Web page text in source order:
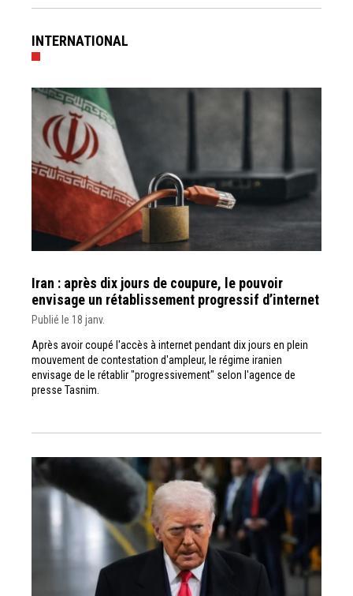
INTERNATIONAL
Iran : après dix jours de coupure, le pouvoir
envisage un rétablissement progressif d’internet
Publié le 18 janv.
Après avoir coupé l'accès à internet pendant dix jours en plein
mouvement de contestation d'ampleur, le régime iranien
envisage de le rétablir "progressivement" selon l'agence de
presse Tasnim.